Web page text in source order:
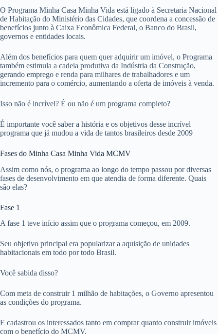
O Programa Minha Casa Minha Vida está ligado à Secretaria Nacional
de Habitação do Ministério das Cidades, que coordena a concessão de
benefícios junto à Caixa Econômica Federal, o Banco do Brasil,
governos e entidades locais.
Além dos benefícios para quem quer adquirir um imóvel, o Programa
também estimula a cadeia produtiva da Indústria da Construção,
gerando emprego e renda para milhares de trabalhadores e um
incremento para o comércio, aumentando a oferta de imóveis à venda.
Isso não é incrível? É ou não é um programa completo?
É importante você saber a história e os objetivos desse incrível
programa que já mudou a vida de tantos brasileiros desde 2009
Fases do Minha Casa Minha Vida MCMV
Assim como nós, o programa ao longo do tempo passou por diversas
fases de desenvolvimento em que atendia de forma diferente. Quais
são elas?
Fase 1
A fase 1 teve início assim que o programa começou, em 2009.
Seu objetivo principal era popularizar a aquisição de unidades
habitacionais em todo por todo Brasil.
Você sabida disso?
Com meta de construir 1 milhão de habitações, o Governo apresentou
as condições do programa.
E cadastrou os interessados tanto em comprar quanto construir imóveis
com o benefício do MCMV.